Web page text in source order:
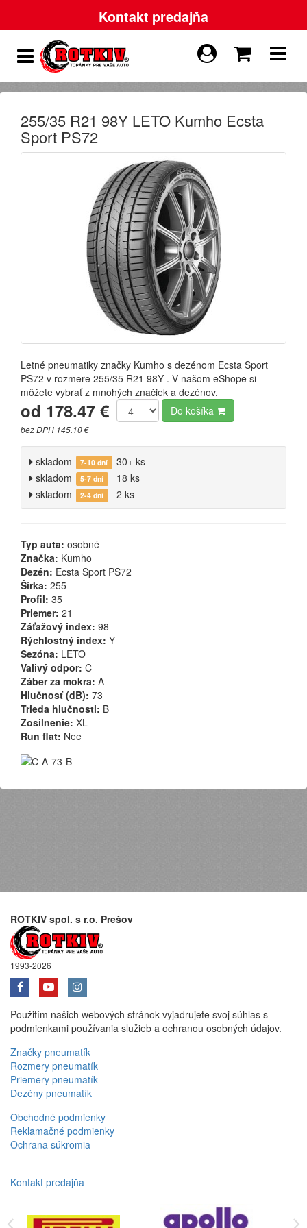
Kontakt predajňa
255/35 R21 98Y LETO Kumho Ecsta
Sport PS72
Letné pneumatiky značky Kumho s dezénom Ecsta Sport
PS72 v rozmere 255/35 R21 98Y . V našom eShope si
môžete vybrať z mnohých značiek a dezénov.
od 178.47 €
bez DPH 145.10 €
Do košíka
skladom 7-10 dní
30+ ks
skladom
5-7 dní
18 ks
skladom
2-4 dni 2 ks
Typ auta: osobné
Značka: Kumho
Dezén: Ecsta Sport PS72
Šírka: 255
Profil: 35
Priemer: 21
Záťažový index: 98
Rýchlostný index: Y
Sezóna: LETO
Valivý odpor: C
Záber za mokra: A
Hlučnosť (dB): 73
Trieda hlučnosti: B
Zosilnenie: XL
Run flat: Nee
ROTKIV spol. s r.o. Prešov
1993-2026
Použitím našich webových stránok vyjadrujete svoj súhlas s
podmienkami používania služieb a ochranou osobných údajov.
Značky pneumatík
Rozmery pneumatík
Priemery pneumatík
Dezény pneumatík
Obchodné podmienky
Reklamačné podmienky
Ochrana súkromia
Kontakt predajňa